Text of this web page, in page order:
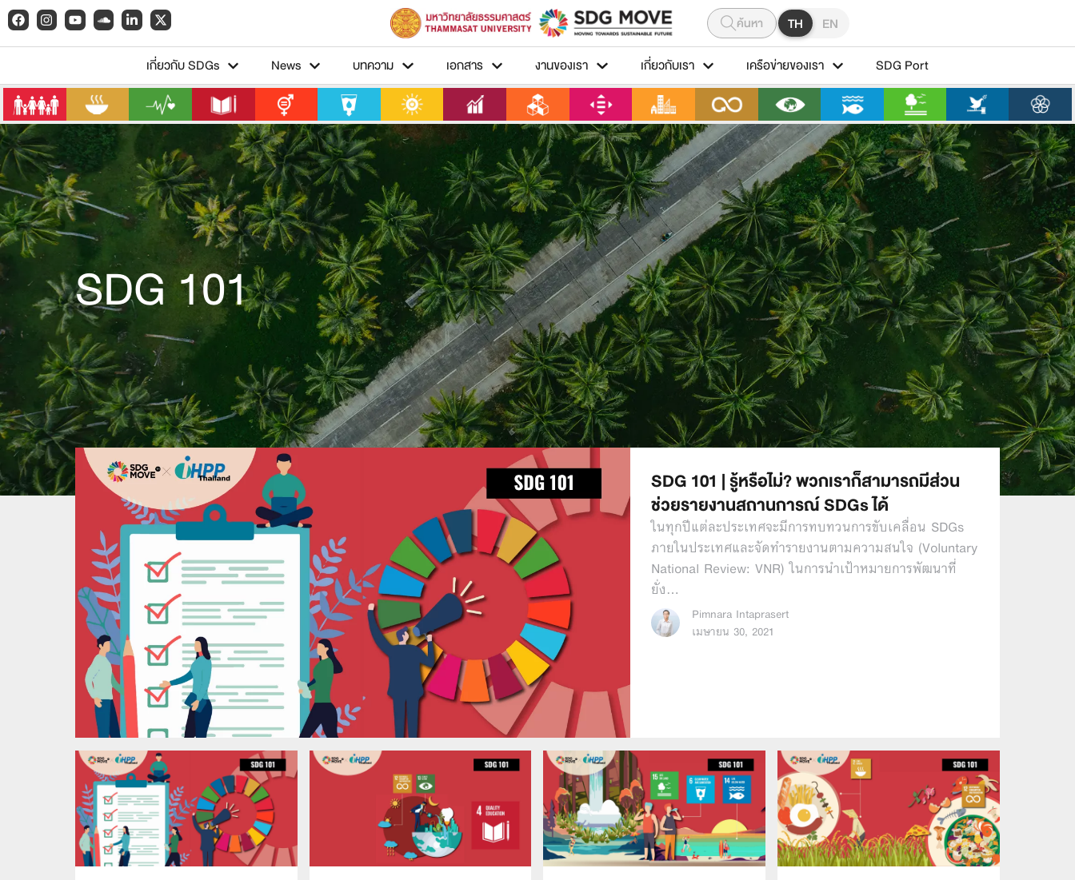
ค้นหา TH EN
เกี่ยวกับ SDGs News บทความ เอกสาร งานของเรา เกี่ยวกับเรา เครือข่ายของเรา SDG Port
SDG 101
SDG 101 | รู้หรือไม่? พวกเราก็สามารถมีส่วน
ช่วยรายงานสถานการณ์ SDGs ได้
ในทุกปีแต่ละประเทศจะมีการทบทวนการขับเคลื่อน SDGs
ภายในประเทศและจัดทำรายงานตามความสนใจ (Voluntary
National Review: VNR) ในการนำเป้าหมายการพัฒนาที่
ยั่ง…
Pimnara Intaprasert
เมษายน 30, 2021